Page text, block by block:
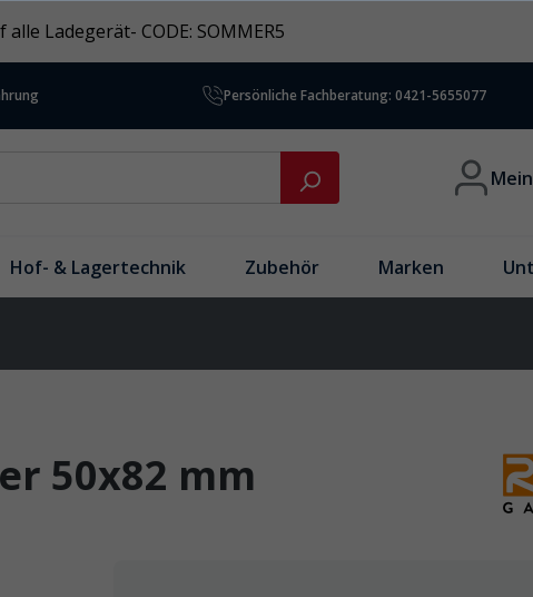
alle Ladegerät- CODE: SOMMER5
Persönliche Fachberatung: 0421-5655077
Hof- & Lagertechnik Zubehör Marken
50x82 mm